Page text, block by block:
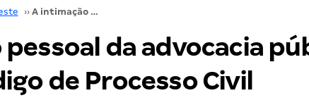
›› A intimação pessoal da advocacia pública no novo Código de Processo Civil
da advocacia
de Processo Civil